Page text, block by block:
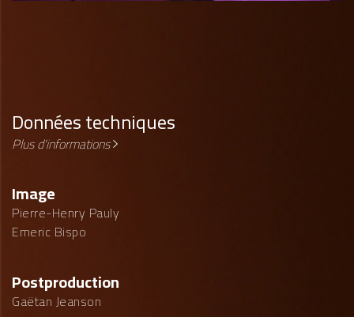
Données techniques
Plus d'informations
Image
Pierre-Henry Pauly
Emeric Bispo
Postproduction
Gaëtan Jeanson